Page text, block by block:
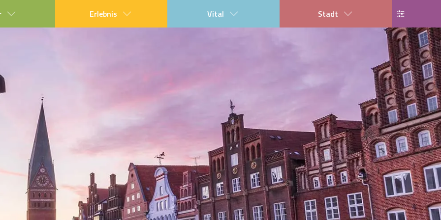
Erlebnis Vital Stadt